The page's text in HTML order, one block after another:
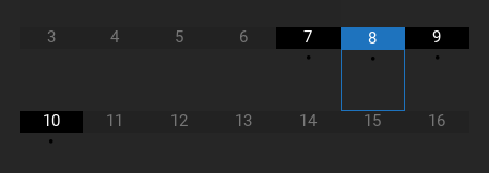
3 4 5 6
7
•
8
•
9
•
10
•
11 12 13 14 15 16